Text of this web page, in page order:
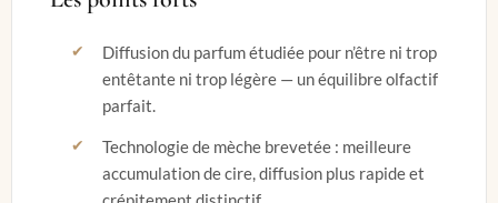
Diffusion du parfum étudiée pour n’être ni trop
entêtante ni trop légère — un équilibre olfactif
parfait.
Technologie de mèche brevetée : meilleure
accumulation de cire, diffusion plus rapide et